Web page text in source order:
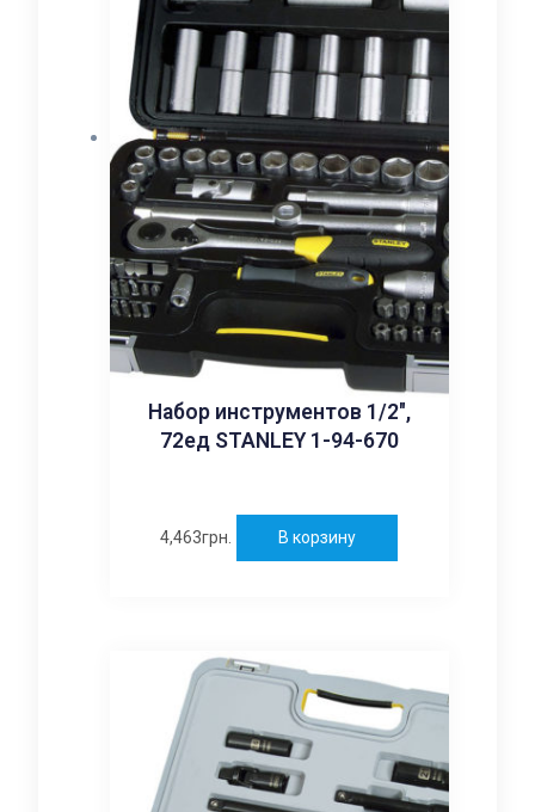
Набор инструментов 1/2″,
72ед STANLEY 1-94-670
4,463грн. В корзину